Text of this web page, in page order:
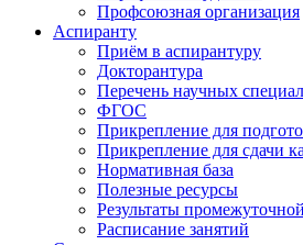
Профсоюзная организация
Аспиранту
Приём в аспирантуру
Докторантура
Перечень научных
ФГОС
Прикрепление для
Прикрепление для сдачи
Нормативная база
Полезные ресурсы
Результаты
Расписание занятий